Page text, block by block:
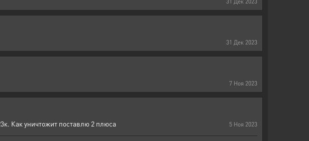
31 Дек 2023
7 Ноя 2023
5 Ноя 2023
Как уничтожит поставлю 2 плюса